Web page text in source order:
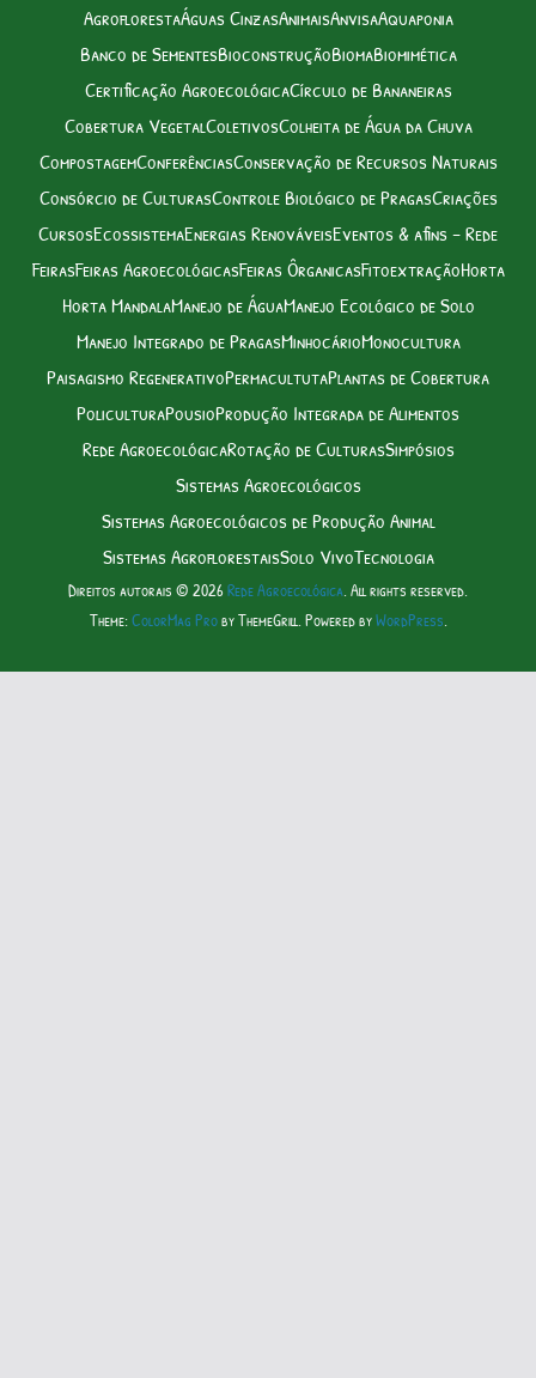
AgroflorestaÁguas CinzasAnimaisAnvisaAquaponia
Banco de SementesBioconstruçãoBiomaBiomimética
Certificação AgroecológicaCírculo de Bananeiras
Cobertura VegetalColetivosColheita de Água da Chuva
CompostagemConferênciasConservação de Recursos Naturais
Consórcio de CulturasControle Biológico de PragasCriações
CursosEcossistemaEnergias RenováveisEventos & afins – Rede
FeirasFeiras AgroecológicasFeiras ÔrganicasFitoextraçãoHorta
Horta MandalaManejo de ÁguaManejo Ecológico de Solo
Manejo Integrado de PragasMinhocárioMonocultura
Paisagismo RegenerativoPermacultutaPlantas de Cobertura
PoliculturaPousioProdução Integrada de Alimentos
Rede AgroecológicaRotação de CulturasSimpósios
Sistemas Agroecológicos
Sistemas Agroecológicos de Produção Animal
Sistemas AgroflorestaisSolo VivoTecnologia
Direitos autorais © 2026 Rede Agroecológica . All rights reserved.
Theme:ColorMag Proby ThemeGrill. Powered byWordPress